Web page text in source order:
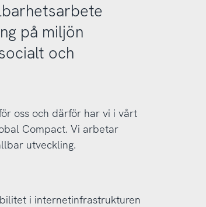
på miljön
och
oss och därför har vi i vårt
Compact. Vi arbetar
utveckling.
i internetinfrastrukturen